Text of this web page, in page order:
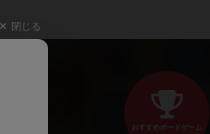
閉じる
おすすめボードゲーム